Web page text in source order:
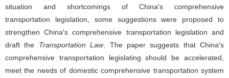
situation and shortcomings of China′s comprehensive
transportation legislation, some suggestions were proposed to
strengthen China′s comprehensive transportation legislation and
draft the Transportation Law. The paper suggests that China′s
comprehensive transportation legislating should be accelerated,
meet the needs of domestic comprehensive transportation system